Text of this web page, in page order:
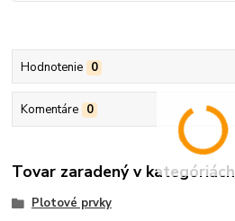
Hodnotenie 0
Komentáre 0
Tovar zaradený v kategóriách
Plotové prvky